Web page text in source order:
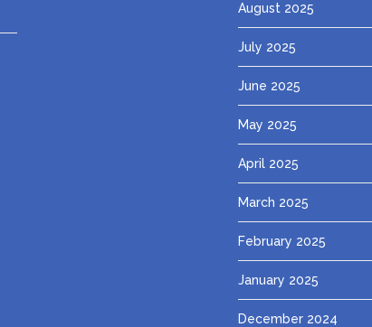
August 2025
July 2025
June 2025
May 2025
April 2025
March 2025
February 2025
January 2025
December 2024